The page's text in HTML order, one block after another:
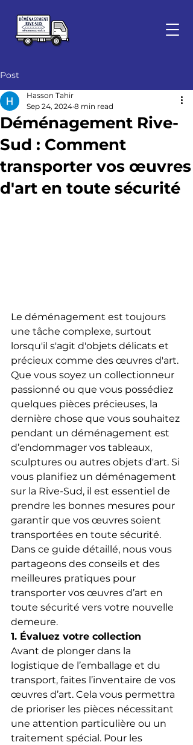
Post
Déménagement Rive-
Sud : Comment
transporter vos œuvres
d'art en toute sécurité
Hasson Tahir
Sep 24, 2024 8 min read
Le déménagement est toujours
une tâche complexe, surtout
lorsqu'il s'agit d'objets délicats et
précieux comme des œuvres d'art.
Que vous soyez un collectionneur
passionné ou que vous possédiez
quelques pièces précieuses, la
dernière chose que vous souhaitez
pendant un déménagement est
d’endommager vos tableaux,
sculptures ou autres objets d'art. Si
vous planifiez un déménagement
sur la Rive-Sud, il est essentiel de
prendre les bonnes mesures pour
garantir que vos œuvres soient
transportées en toute sécurité.
Dans ce guide détaillé, nous vous
partageons des conseils et des
meilleures pratiques pour
transporter vos œuvres d’art en
toute sécurité vers votre nouvelle
demeure.
1. Évaluez votre collection
Avant de plonger dans la
logistique de l’emballage et du
transport, faites l’inventaire de vos
œuvres d’art. Cela vous permettra
de prioriser les pièces nécessitant
une attention particulière ou un
traitement spécial. Pour les